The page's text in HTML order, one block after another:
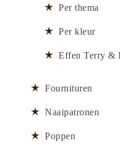
Per thema
Per kleur
Effen Terry &
Fournituren
Naaipatronen
Poppen